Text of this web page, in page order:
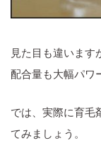
見た目も違います
配合量も大幅パワ
では、実際に育毛
てみましょう。